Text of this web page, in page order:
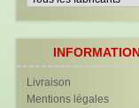
Livraison
Mentions légales